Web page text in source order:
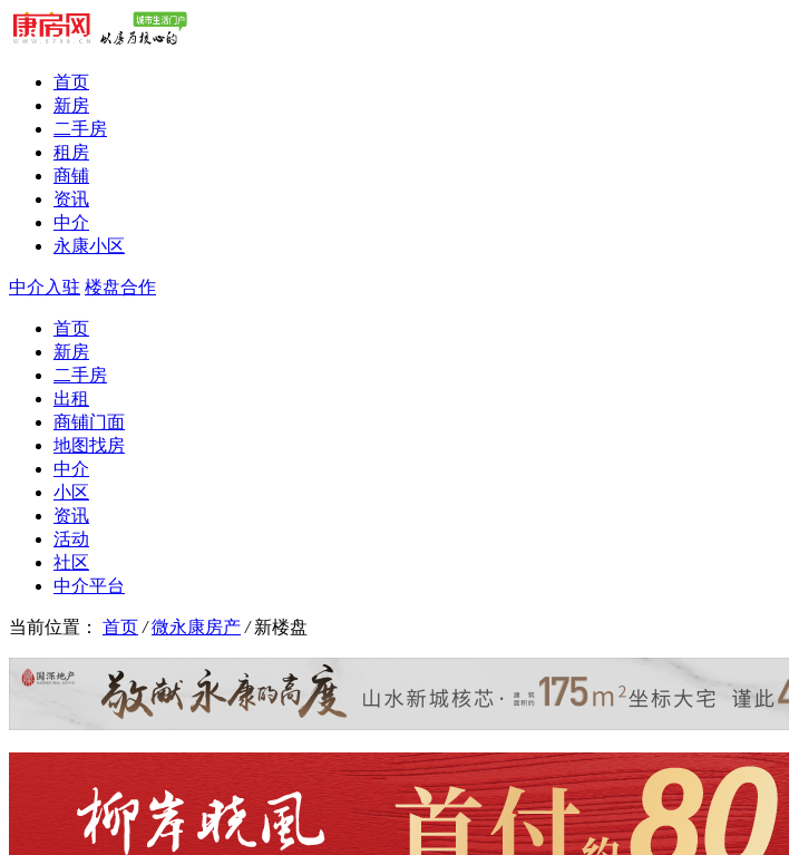
首页
新房
二手房
租房
商铺
资讯
中介
永康小区
中介入驻 楼盘合作
首页
新房
二手房
出租
商铺门面
地图找房
中介
小区
资讯
活动
社区
中介平台
当前位置： 首页 / 微永康房产 / 新楼盘